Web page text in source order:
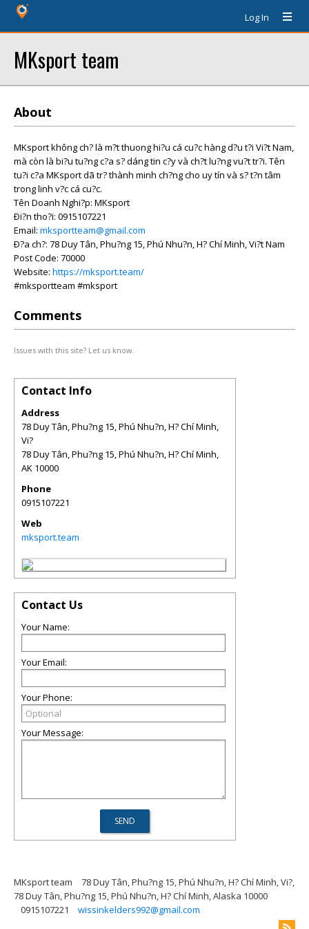
Log In
MKsport team
About
MKsport không ch? là m?t thuong hi?u cá cu?c hàng d?u t?i Vi?t Nam,
mà còn là bi?u tu?ng c?a s? dáng tin c?y và ch?t lu?ng vu?t tr?i. Tên
tu?i c?a MKsport dã tr? thành minh ch?ng cho uy tín và s? t?n tâm
trong linh v?c cá cu?c.
Tên Doanh Nghi?p: MKsport
Ði?n tho?i: 0915107221
Email: mksportteam@gmail.com
Ð?a ch?: 78 Duy Tân, Phu?ng 15, Phú Nhu?n, H? Chí Minh, Vi?t Nam
Post Code: 70000
Website: https://mksport.team/
#mksportteam #mksport
Comments
Issues with this site? Let us know.
Contact Info
Address
78 Duy Tân, Phu?ng 15, Phú Nhu?n, H? Chí Minh,
Vi?
78 Duy Tân, Phu?ng 15, Phú Nhu?n, H? Chí Minh,
AK 10000
Phone
0915107221
Web
mksport.team
Contact Us
Your Name:
Your Email:
Your Phone:
Your Message:
MKsport team
78 Duy Tân, Phu?ng 15, Phú Nhu?n, H? Chí Minh, Vi?,
78 Duy Tân, Phu?ng 15, Phú Nhu?n, H? Chí Minh, Alaska 10000
0915107221
wissinkelders992@gmail.com